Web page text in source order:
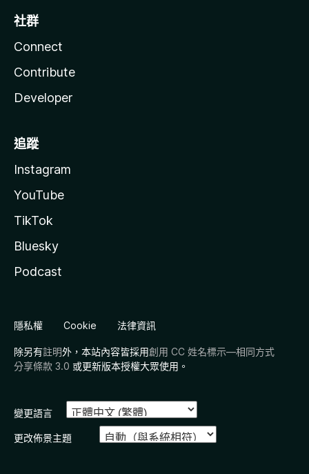
社群
Connect
Contribute
Developer
追蹤
Instagram
YouTube
TikTok
Bluesky
Podcast
隱私權 Cookie 法律資訊
除另有註明外，本站內容皆採用創用 CC 姓名標示—相同方式
分享條款 3.0 或更新版本授權大眾使用。
變更語言
更改佈景主題